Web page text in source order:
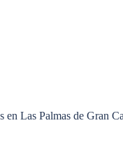
Las Palmas de Gran